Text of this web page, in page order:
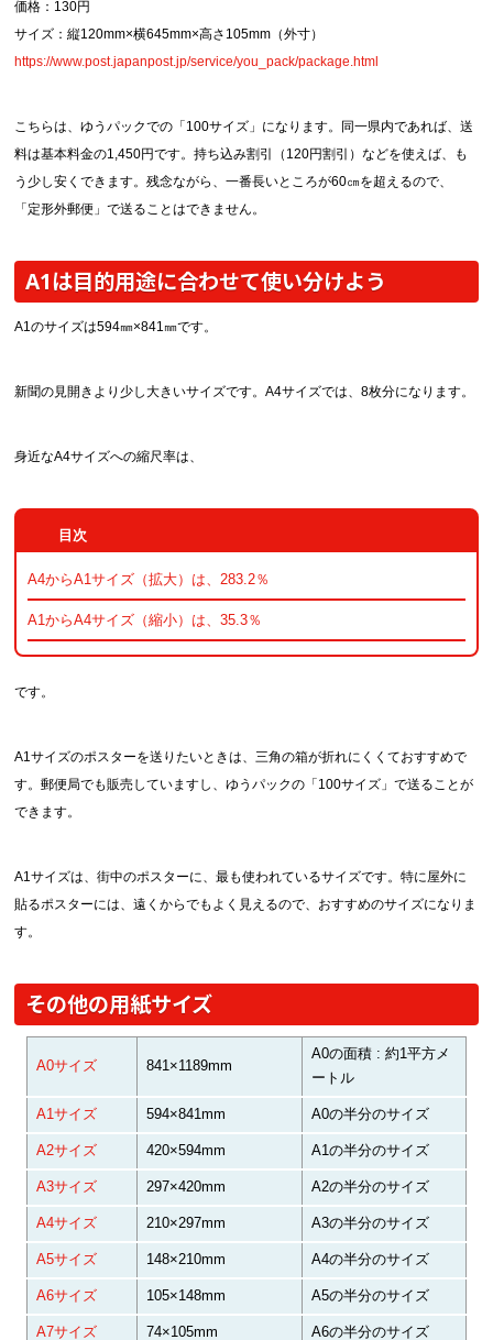
価格：130円
サイズ：縦120mm×横645mm×高さ105mm（外寸）
https://www.post.japanpost.jp/service/you_pack/package.html
こちらは、ゆうパックでの「100サイズ」になります。同一県内であれば、送
料は基本料金の1,450円です。持ち込み割引（120円割引）などを使えば、も
う少し安くできます。残念ながら、一番長いところが60㎝を超えるので、
「定形外郵便」で送ることはできません。
A1は目的用途に合わせて使い分けよう
A1のサイズは594㎜×841㎜です。
新聞の見開きより少し大きいサイズです。A4サイズでは、8枚分になります。
身近なA4サイズへの縮尺率は、
A4からA1サイズ（拡大）は、283.2％
A1からA4サイズ（縮小）は、35.3％
です。
A1サイズのポスターを送りたいときは、三角の箱が折れにくくておすすめで
す。郵便局でも販売していますし、ゆうパックの「100サイズ」で送ることが
できます。
A1サイズは、街中のポスターに、最も使われているサイズです。特に屋外に
貼るポスターには、遠くからでもよく見えるので、おすすめのサイズになりま
す。
その他の用紙サイズ
A0サイズ 841×1189mm
A0の面積 : 約1平方メ
ートル
A1サイズ 594×841mm A0の半分のサイズ
A2サイズ 420×594mm A1の半分のサイズ
A3サイズ 297×420mm A2の半分のサイズ
A4サイズ 210×297mm A3の半分のサイズ
A5サイズ 148×210mm A4の半分のサイズ
A6サイズ 105×148mm A5の半分のサイズ
A7サイズ 74×105mm A6の半分のサイズ